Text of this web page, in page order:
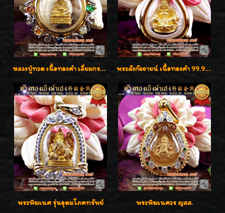
หลวงปู่ทวด เนื้อทองคำ เลี่ยมกรอบทองคำประดับเพชรแท้และพลอยนพเก้า น่ารักมากๆค่ะ พระสังกัจจายน์ เนื้อทองคำ 99.99%
พระพิฆเนศ รุ่นอุดมโภคทรัพย์ พระพิฆเนศวร ญสส.